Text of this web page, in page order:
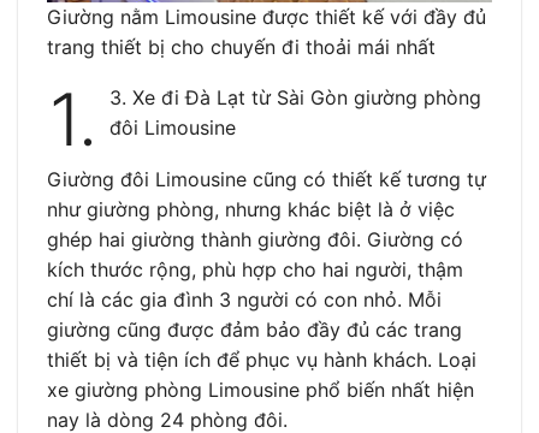
Giường nằm Limousine được thiết kế với đầy đủ
trang thiết bị cho chuyến đi thoải mái nhất
1.
3. Xe đi Đà Lạt từ Sài Gòn giường phòng
đôi Limousine
Giường đôi Limousine cũng có thiết kế tương tự
như giường phòng, nhưng khác biệt là ở việc
ghép hai giường thành giường đôi. Giường có
kích thước rộng, phù hợp cho hai người, thậm
chí là các gia đình 3 người có con nhỏ. Mỗi
giường cũng được đảm bảo đầy đủ các trang
thiết bị và tiện ích để phục vụ hành khách. Loại
xe giường phòng Limousine phổ biến nhất hiện
nay là dòng 24 phòng đôi.